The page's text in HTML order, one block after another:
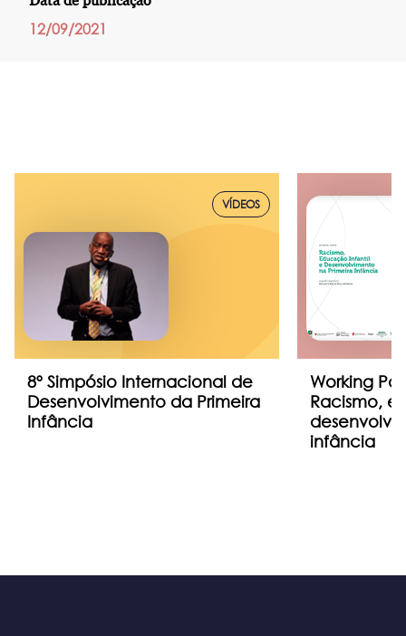
12/09/2021
VÍDEOS
8º Simpósio Internacional de
Desenvolvimento da Primeira
Infância
Working
Racismo,
infância